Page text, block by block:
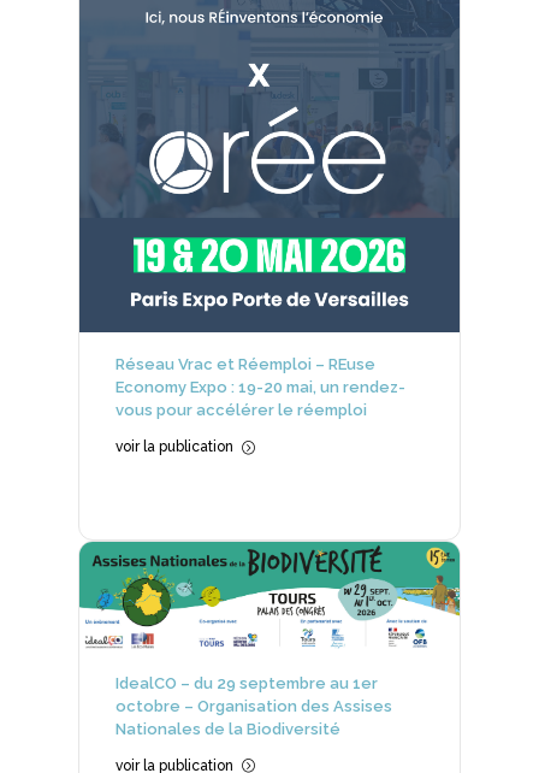
Réseau Vrac et Réemploi – REuse
Economy Expo : 19-20 mai, un rendez-
vous pour accélérer le réemploi
voir la publication =
IdealCO – du 29 septembre au 1er
octobre – Organisation des Assises
Nationales de la Biodiversité
voir la publication =